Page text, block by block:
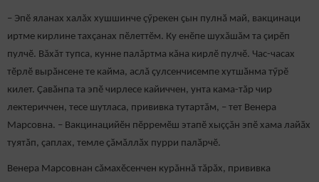
– Эпӗ яланах халăх хушшинче çӳрекен ҫын пулнӑ май, вакцинаци
иртме кирлине тахçанах пӗлеттӗм. Ку енӗпе шухăшăм та çирӗп
пулчӗ. Вăхăт тупса, кунне палăртма кăна кирлӗ пулчӗ. Час-часах
тӗрлӗ вырӑнсене те кайма, аслă çулсенчисемпе хутшӑнма тӳрӗ
килет. Ҫавӑнпа та эпӗ чирлесе кайиччен, унта кама-тăр чир
лектериччен, тесе шутласа, прививка тутартăм, – тет Венера
Марсовна. – Вакцинацийӗн пӗрремӗш этапӗ хыççăн эпӗ хама лайӑх
туятăп, çаплах, темле ҫӑмӑллӑх пурри палӑрчӗ.
Венера Марсовнан сăмахӗсенчен курăннă тăрăх, прививка